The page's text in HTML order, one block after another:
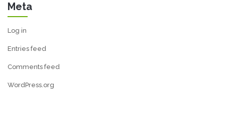
Meta
Log in
Entries feed
Comments feed
WordPress.org